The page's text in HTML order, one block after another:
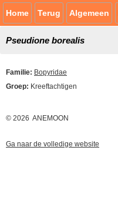
Home Terug Algemeen
Pseudione borealis
Familie: Bopyridae
Groep: Kreeftachtigen
© 2026 ANEMOON
Ga naar de volledige website